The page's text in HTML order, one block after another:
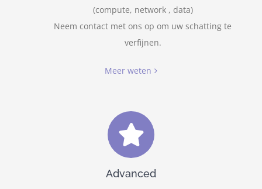
(compute, network , data)
Neem contact met ons op om uw schatting te
verfijnen.
Meer weten
Advanced